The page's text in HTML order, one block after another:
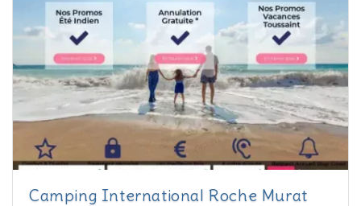
Camping International Roche Murat